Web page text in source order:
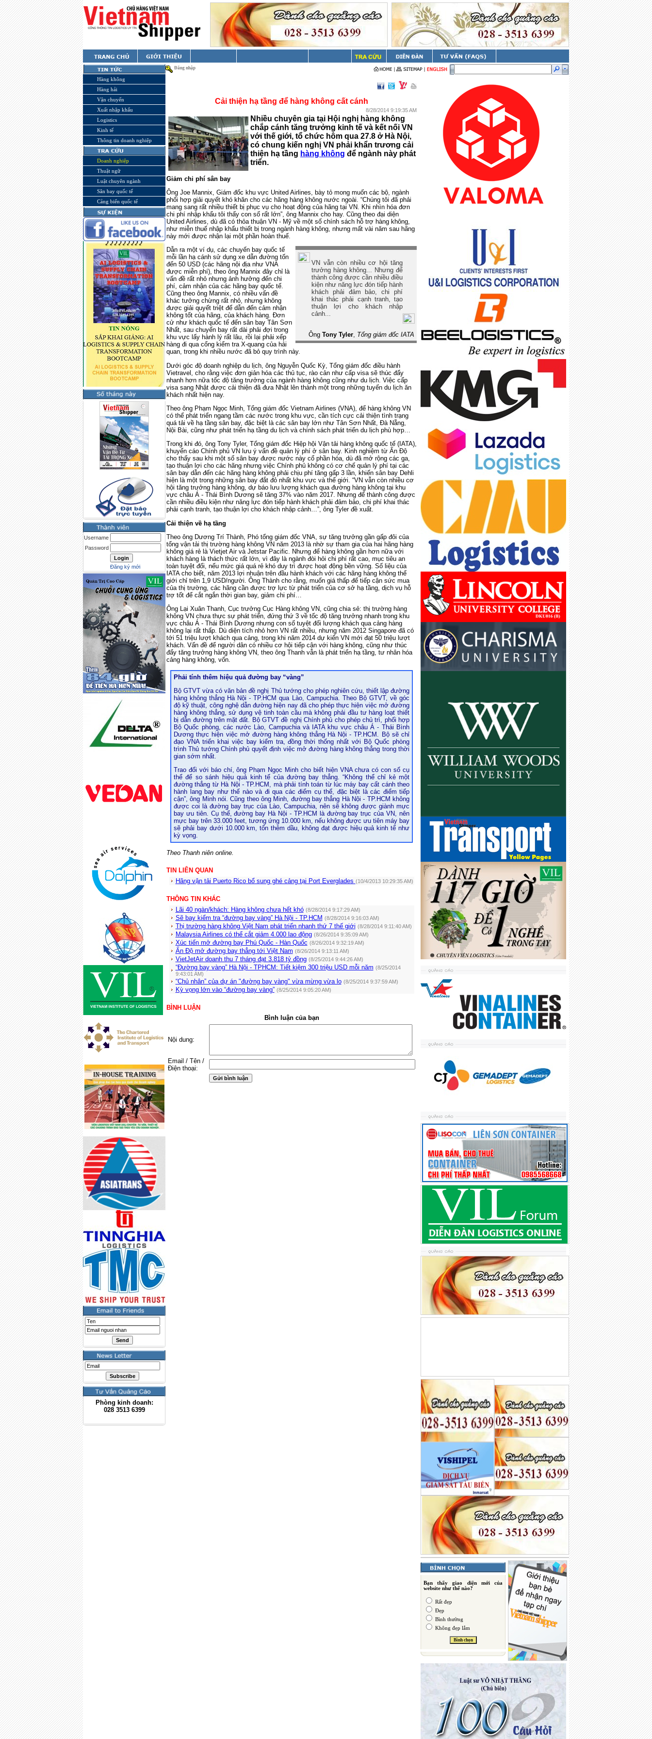
Hàng không
Hàng hải
Vận chuyển
Xuất nhập khẩu
Logistics
Kinh tế
Thông tin doanh nghiệp
Doanh nghiệp
Thuật ngữ
Luật chuyên ngành
Sân bay quốc tế
Cảng biển quốc tế
Username
Password
Đăng ký mới
Phòng kinh doanh:
028 3513 6399
Đăng nhập
Cải thiện hạ tầng để hàng không cất cánh
8/28/2014 9:19:35 AM
Nhiều chuyên gia tại Hội nghị hàng không
chắp cánh tăng trưởng kinh tế và kết nối VN
với thế giới, tổ chức hôm qua 27.8 ở Hà Nội,
có chung kiến nghị VN phải khẩn trương cải
thiện hạ tầng hàng không để ngành này phát
triển.
Giảm chi phí sân bay
Ông Joe Mannix, Giám đốc khu vực United Airlines, bày tỏ mong muốn các bộ, ngành
phối hợp giải quyết khó khăn cho các hãng hàng không nước ngoài. “Chúng tôi đã phải
mang sang rất nhiều thiết bị phục vụ cho hoạt động của hãng tại VN. Khi nhìn hóa đơn
chi phí nhập khẩu tôi thấy con số rất lớn”, ông Mannix cho hay. Cũng theo đại diện
United Airlines, dù đã có thỏa thuận VN - Mỹ về một số chính sách hỗ trợ hàng không,
như miễn thuế nhập khẩu thiết bị trong ngành hàng không, nhưng mất vài năm sau hãng
này mới được nhận lại một phần hoàn thuế.
VN vẫn còn nhiều cơ hội tăng
trưởng hàng không... Nhưng để
thành công được cần nhiều điều
kiện như năng lực đón tiếp hành
khách phải đảm bảo, chi phí
khai thác phải cạnh tranh, tạo
thuận lợi cho khách nhập
cảnh...
Ông Tony Tyler, Tổng giám đốc IATA
Dẫn ra một ví dụ, các chuyến bay quốc tế
mỗi lần hạ cánh sử dụng xe dẫn đường tốn
đến 50 USD (các hãng nội địa như VNA
được miễn phí), theo ông Mannix đây chỉ là
vấn đề rất nhỏ nhưng ảnh hưởng đến chi
phí, cảm nhận của các hãng bay quốc tế.
Cũng theo ông Mannix, có nhiều vấn đề
khác tưởng chừng rất nhỏ, nhưng không
được giải quyết triệt để dẫn đến cảm nhận
không tốt của hãng, của khách hàng. Đơn
cử như khách quốc tế đến sân bay Tân Sơn
Nhất, sau chuyến bay rất dài phải đợi trong
khu vực lấy hành lý rất lâu, rồi lại phải xếp
hàng đi qua cổng kiểm tra X-quang của hải
quan, trong khi nhiều nước đã bỏ quy trình này.
Dưới góc độ doanh nghiệp du lịch, ông Nguyễn Quốc Kỳ, Tổng giám đốc điều hành
Vietravel, cho rằng việc đơn giản hóa các thủ tục, rào cản như cấp visa sẽ thúc đẩy
nhanh hơn nữa tốc độ tăng trưởng của ngành hàng không cũng như du lịch. Việc cấp
visa sang Nhật được cải thiện đã đưa Nhật lên thành một trong những tuyến du lịch ăn
khách nhất hiện nay.
Theo ông Phạm Ngọc Minh, Tổng giám đốc Vietnam Airlines (VNA), để hàng không VN
có thể phát triển ngang tầm các nước trong khu vực, cần tích cực cải thiện tình trạng
quá tải về hạ tầng sân bay, đặc biệt là các sân bay lớn như Tân Sơn Nhất, Đà Nẵng,
Nội Bài, cũng như phát triển hạ tầng du lịch và chính sách phát triển du lịch phù hợp…
Trong khi đó, ông Tony Tyler, Tổng giám đốc Hiệp hội Vận tải hàng không quốc tế (IATA),
khuyến cáo Chính phủ VN lưu ý vấn đề quản lý phí ở sân bay. Kinh nghiệm từ Ấn Độ
cho thấy sau khi một số sân bay được nước này cổ phần hóa, dù đã mở rộng các ga,
tạo thuận lợi cho các hãng nhưng việc Chính phủ không có cơ chế quản lý phí tại các
sân bay dẫn đến các hãng hàng không phải chịu phí tăng gấp 3 lần, khiến sân bay Dehli
hiện là một trong những sân bay đắt đỏ nhất khu vực và thế giới. “VN vẫn còn nhiều cơ
hội tăng trưởng hàng không, dự báo lưu lượng khách qua đường hàng không tại khu
vực châu Á - Thái Bình Dương sẽ tăng 37% vào năm 2017. Nhưng để thành công được
cần nhiều điều kiện như năng lực đón tiếp hành khách phải đảm bảo, chi phí khai thác
phải cạnh tranh, tạo thuận lợi cho khách nhập cảnh…”, ông Tyler đề xuất.
Cải thiện về hạ tầng
Theo ông Dương Trí Thành, Phó tổng giám đốc VNA, sự tăng trưởng gần gấp đôi của
tổng vận tải thị trường hàng không VN năm 2013 là nhờ sự tham gia của hai hãng hàng
không giá rẻ là Vietjet Air và Jetstar Pacific. Nhưng để hàng không gần hơn nữa với
khách hàng là thách thức rất lớn, vì đây là ngành đòi hỏi chi phí rất cao, mục tiêu an
toàn tuyệt đối, nếu mức giá quá rẻ khó duy trì được hoạt động bền vững. Số liệu của
IATA cho biết, năm 2013 lợi nhuận trên đầu hành khách với các hãng hàng không thế
giới chỉ trên 1,9 USD/người. Ông Thành cho rằng, muốn giá thấp để tiếp cận sức mua
của thị trường, các hãng cần được trợ lực từ phát triển của cơ sở hạ tầng, dịch vụ hỗ
trợ tốt để cắt ngắn thời gian bay, giảm chi phí…
Ông Lại Xuân Thanh, Cục trưởng Cục Hàng không VN, cũng chia sẻ: thị trường hàng
không VN chưa thực sự phát triển, đứng thứ 3 về tốc độ tăng trưởng nhanh trong khu
vực châu Á - Thái Bình Dương nhưng con số tuyệt đối lượng khách qua cảng hàng
không lại rất thấp. Dù diện tích nhỏ hơn VN rất nhiều, nhưng năm 2012 Singapore đã có
tới 51 triệu lượt khách qua cảng, trong khi năm 2014 dự kiến VN mới đạt 50 triệu lượt
khách. Vấn đề để người dân có nhiều cơ hội tiếp cận với hàng không, cũng như thúc
đẩy tăng trưởng hàng không VN, theo ông Thanh vẫn là phát triển hạ tầng, tư nhân hóa
cảng hàng không, vốn.
Phải tính thêm hiệu quả đường bay “vàng”
Bộ GTVT vừa có văn bản đề nghị Thủ tướng cho phép nghiên cứu, thiết lập đường
hàng không thẳng Hà Nội - TP.HCM qua Lào, Campuchia. Theo Bộ GTVT, về góc
độ kỹ thuật, công nghệ dẫn đường hiện nay đã cho phép thực hiện việc mở đường
hàng không thẳng, sử dụng vệ tinh toàn cầu mà không phải đầu tư hàng loạt thiết
bị dẫn đường trên mặt đất. Bộ GTVT đề nghị Chính phủ cho phép chủ trì, phối hợp
Bộ Quốc phòng, các nước Lào, Campuchia và IATA khu vực châu Á - Thái Bình
Dương thực hiện việc mở đường hàng không thẳng Hà Nội - TP.HCM. Bộ sẽ chỉ
đạo VNA triển khai việc bay kiểm tra, đồng thời thống nhất với Bộ Quốc phòng
trình Thủ tướng Chính phủ quyết định việc mở đường hàng không thẳng trong thời
gian sớm nhất.
Trao đổi với báo chí, ông Phạm Ngọc Minh cho biết hiện VNA chưa có con số cụ
thể để so sánh hiệu quả kinh tế của đường bay thẳng. “Không thể chỉ kẻ một
đường thẳng từ Hà Nội - TP.HCM, mà phải tính toán từ lúc máy bay cất cánh theo
hành lang bay như thế nào và đi qua các điểm cụ thể, đặc biệt là các điểm tiếp
cận”, ông Minh nói. Cũng theo ông Minh, đường bay thẳng Hà Nội - TP.HCM không
được coi là đường bay trục của Lào, Campuchia, nên sẽ không được giành mực
bay ưu tiên. Cụ thể, đường bay Hà Nội - TP.HCM là đường bay trục của VN, nên
mực bay trên 33.000 feet, tương ứng 10.000 km, nếu không được ưu tiên máy bay
sẽ phải bay dưới 10.000 km, tốn thêm dầu, không đạt được hiệu quả kinh tế như
kỳ vọng.
Theo Thanh niên online.
TIN LIÊN QUAN
Hãng vận tải Puerto Rico bổ sung ghé cảng tại Port Everglades (10/4/2013 10:29:35 AM)
THÔNG TIN KHÁC
Lãi 40 ngàn/khách: Hàng không chưa hết khó (8/28/2014 9:17:29 AM)
Sẽ bay kiểm tra “đường bay vàng” Hà Nội - TP.HCM (8/28/2014 9:16:03 AM)
Thị trường hàng không Việt Nam phát triển nhanh thứ 7 thế giới (8/28/2014 9:11:40 AM)
Malaysia Airlines có thể cắt giảm 4.000 lao động (8/26/2014 9:35:09 AM)
Xúc tiến mở đường bay Phú Quốc - Hàn Quốc (8/26/2014 9:32:19 AM)
Ấn Độ mở đường bay thẳng tới Việt Nam (8/26/2014 9:13:11 AM)
VietJetAir doanh thu 7 tháng đạt 3.818 tỷ đồng (8/25/2014 9:44:26 AM)
“Đường bay vàng” Hà Nội - TPHCM: Tiết kiệm 300 triệu USD mỗi năm (8/25/2014
9:43:01 AM)
“Chủ nhân” của dự án "đường bay vàng" vừa mừng vừa lo (8/25/2014 9:37:59 AM)
Kỳ vọng lớn vào “đường bay vàng” (8/25/2014 9:05:20 AM)
BÌNH LUẬN
Bình luận của bạn
Nội dung:
Email / Tên /
Điện thoại:
Bạn thấy giao diện mới của
website như thế nào?
Rất đẹp
Đẹp
Bình thường
Không đẹp lắm